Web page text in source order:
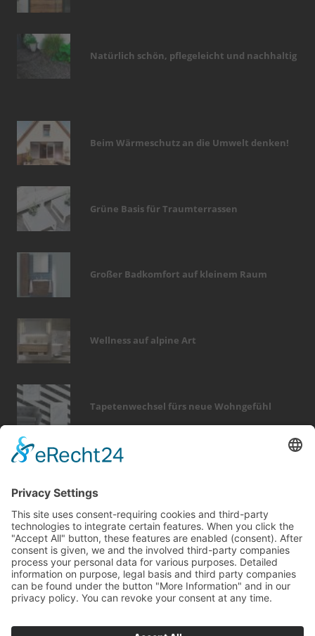
Natürlich schön, pflegeleicht und nachhaltig
Beim Wärmeschutz an die Umwelt denken!
Grüne Basis für Traumterrassen
Großer Badkomfort auf kleinem Raum
Wellness auf alpine Art
Tapetenwechsel fürs neue Wohngefühl
renovieren holz garten küche
dekoration
heizung
immobilien entfeuchtung
hausbau
keller
badezimmer möbel
rund ums haus
türen
finanzierung sicherheit wärme
elektro